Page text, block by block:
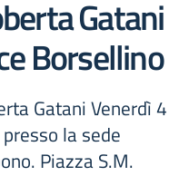
Gatani
Borsellino
Gatani Venerdì 4
la sede
Piazza S.M.